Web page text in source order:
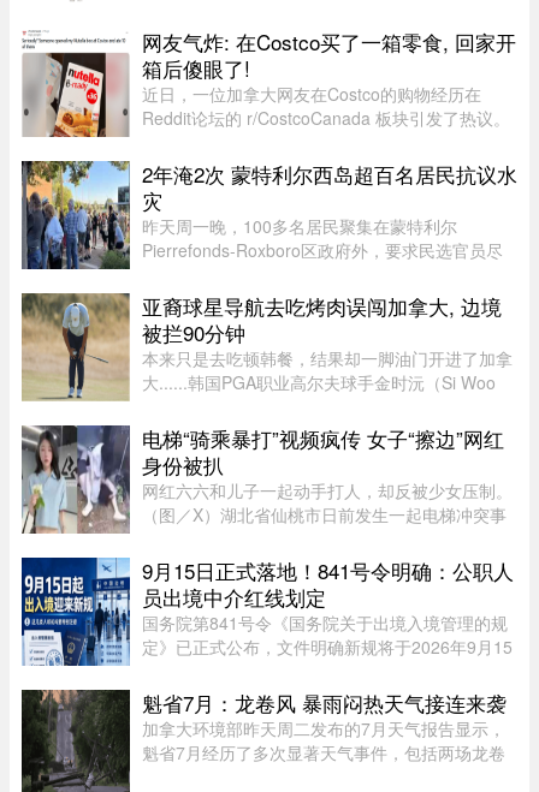
钱包的软件漏洞。冷钱包除了私密密码（“密钥”）
之外，还配有实体 ...
网友气炸: 在Costco买了一箱零食, 回家开
箱后傻眼了!
近日，一位加拿大网友在Costco的购物经历在
Reddit论坛的 r/CostcoCanada 板块引发了热议。
果回家一开箱，血压直接飙升——里面的零食居然
凭空消失了近三分之一！图片来 ...
2年淹2次 蒙特利尔西岛超百名居民抗议水
灾
昨天周一晚，100多名居民聚集在蒙特利尔
Pierrefonds-Roxboro区政府外，要求民选官员尽
水侵袭以来，该区举行的首次市政委员会会议。居
民表示，自己已经花费数万甚至数十 ...
亚裔球星导航去吃烤肉误闯加拿大, 边境
被拦90分钟
本来只是去吃顿韩餐，结果却一脚油门开进了加拿
大......韩国PGA职业高尔夫球手金时沅（Si Woo
着Google Maps导航去吃饭，结果一路从美国底特
律直接开进了加拿大，最后因 ...
电梯“骑乘暴打”视频疯传 女子“擦边”网红
身份被扒
网红六六和儿子一起动手打人，却反被少女压制。
（图／X）湖北省仙桃市日前发生一起电梯冲突事
少女催促，心生不满竟先动手攻击，更教唆儿
子“帮我打她”。不料，她反遭 ...
9月15日正式落地！841号令明确：公职人
员出境中介红线划定
国务院第841号令《国务院关于出境入境管理的规
定》已正式公布，文件明确新规将于2026年9月15
理，其中针对公职人员、出入境中介机构的约束条
款，引发社会广泛关注。新规并 ...
魁省7月：龙卷风 暴雨闷热天气接连来袭
加拿大环境部昨天周二发布的7月天气报告显示，
魁省7月经历了多次显著天气事件，包括两场龙卷